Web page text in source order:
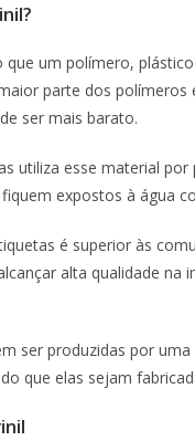
que um polímero,
parte dos
ser mais barato.
utiliza esse material
expostos à água
é superior às
alta qualidade
ser produzidas por
que elas sejam